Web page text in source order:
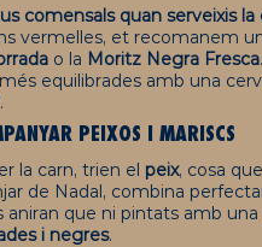
comensals quan serveixis la
vermelles, et recomanem
o la Moritz Negra Fresca
equilibrades amb una
.
PEIXOS I MARISCS
la carn, trien el peix, cosa
de Nadal, combina
aniran que ni pintats amb una
i negres.